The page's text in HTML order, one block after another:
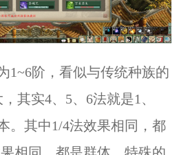
阶，看似与传统种族的
其实4、5、6法就是1、
。其中1/4法效果相同，都